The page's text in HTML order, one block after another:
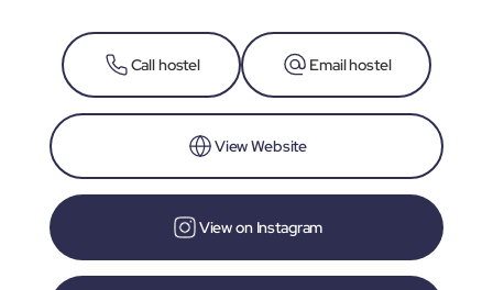
Call hostel Email hostel
View Website
View on Instagram